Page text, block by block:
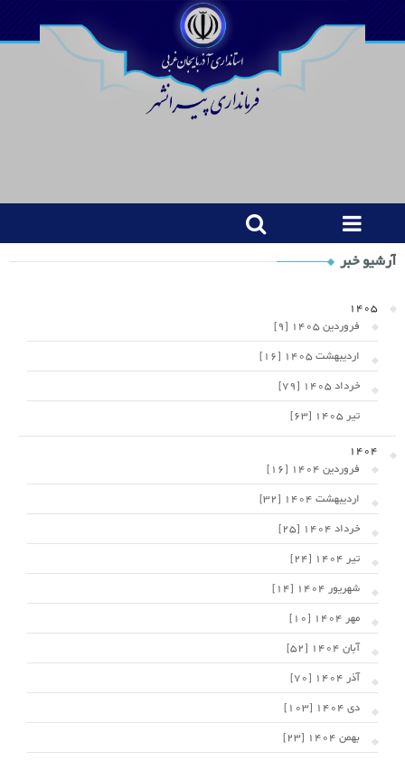
Shop
Category
Widget
آرشیو خبر
1405
فروردین 1405 [9]
اردیبهشت 1405 [16]
خرداد 1405 [79]
تیر 1405 [63]
1404
فروردین 1404 [16]
اردیبهشت 1404 [32]
خرداد 1404 [25]
تیر 1404 [24]
شهریور 1404 [14]
مهر 1404 [10]
آبان 1404 [52]
آذر 1404 [70]
دی 1404 [103]
بهمن 1404 [23]